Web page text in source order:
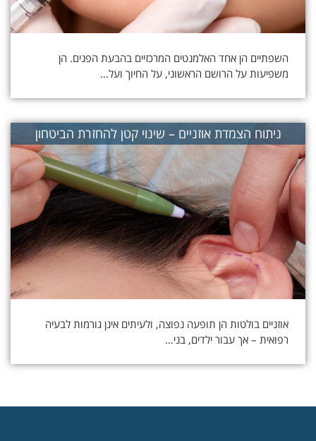
השפתיים הן אחד האלמנטים המרכזיים בהבעת הפנים. הן
משפיעות על הרושם הראשוני, על החיוך ועל…
ניתוח הצמדת אוזניים – שינוי קטן להחזרת הביטחון
אוזניים בולטות הן תופעה נפוצה, ולעיתים אינן גורמות לבעיה
רפואית – אך עבור ילדים, בני…